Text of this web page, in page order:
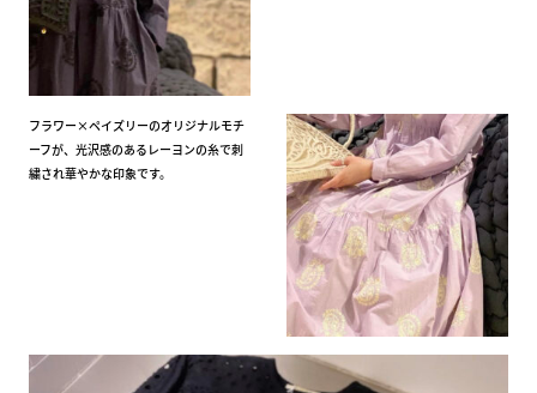
フラワー×ペイズリーのオリジナルモチ
ーフが、光沢感のあるレーヨンの糸で刺
繍され華やかな印象です。